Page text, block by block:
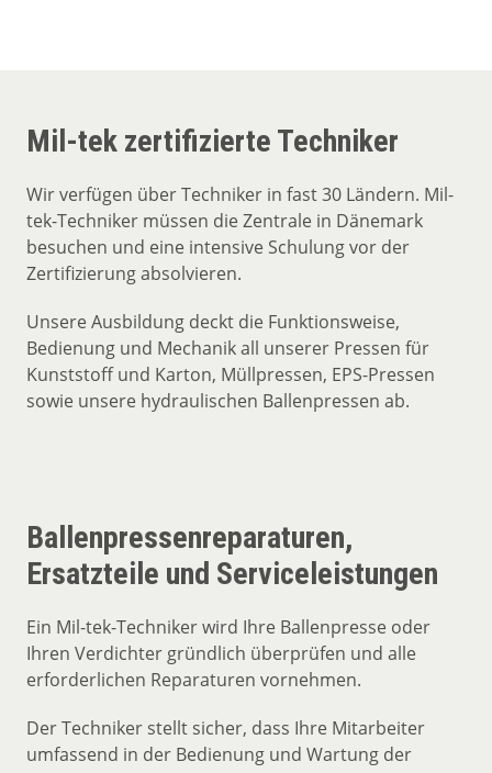
Mil-tek zertifizierte Techniker
Wir verfügen über Techniker in fast 30 Ländern. Mil-
tek-Techniker müssen die Zentrale in Dänemark
besuchen und eine intensive Schulung vor der
Zertifizierung absolvieren.
Unsere Ausbildung deckt die Funktionsweise,
Bedienung und Mechanik all unserer Pressen für
Kunststoff und Karton, Müllpressen, EPS-Pressen
sowie unsere hydraulischen Ballenpressen ab.
Ballenpressenreparaturen,
Ersatzteile und Serviceleistungen
Ein Mil-tek-Techniker wird Ihre Ballenpresse oder
Ihren Verdichter gründlich überprüfen und alle
erforderlichen Reparaturen vornehmen.
Der Techniker stellt sicher, dass Ihre Mitarbeiter
umfassend in der Bedienung und Wartung der